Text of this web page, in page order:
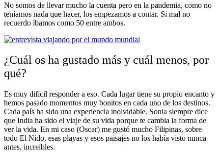
No somos de llevar mucho la cuenta pero en la pandemia, como no
teníamos nada que hacer, los empezamos a contar. Si mal no
recuerdo íbamos como 50 entre ambos.
¿Cuál os ha gustado más y cuál menos, por
qué?
Es muy difícil responder a eso. Cada lugar tiene su propio encanto y
hemos pasado momentos muy bonitos en cada uno de los destinos.
Cada país ha sido una experiencia inolvidable. Sonia siempre dice
que India ha sido el viaje de su vida porque te cambia la forma de
ver la vida. En mi caso (Oscar) me gustó mucho Filipinas, sobre
todo El Nido, esas playas y esos paisajes no los había visto nunca
antes, increíbles.